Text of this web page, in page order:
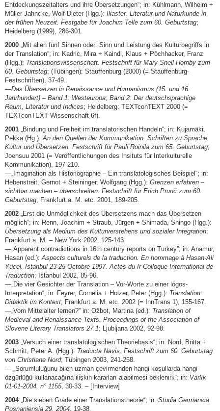
Entdeckungszeitalters und ihre Übersetzungen“; in: Kühlmann, Wilhelm +
Müller-Jahncke, Wolf-Dieter (Hgg.): Iliaster. Literatur und Naturkunde in
der frühen Neuzeit. Festgabe für Joachim Telle zum 60. Geburtstag;
Heidelberg (1999), 286-301.
2000 „Mit allen fünf Sinnen oder: Sinn und Leistung des Kulturbegriffs in
der Translation“; in: Kadric, Mira + Kaindl, Klaus + Pöchhacker, Franz
(Hgg.): Translationswissenschaft. Festschrift für Mary Snell-Hornby zum
60. Geburtstag; (Tübingen): Stauffenburg (2000) (= Stauffenburg-
Festschriften), 37-49.
—Das Übersetzen in Renaissance und Humanismus (15. und 16.
Jahrhundert) – Band 1: Westeuropa; Band 2: Der deutschsprachige
Raum, Literatur und Indices; Heidelberg: TEXTconTEXT 2000 (=
TEXTconTEXT Wissenschaft 6f).
2001 „Bindung und Freiheit im translatorischen Handeln“; in: Kujamäki,
Pekka (Hg.): An den Quellen der Kommunikation. Schriften zu Sprache,
Kultur und Übersetzen. Festschrift für Pauli Roinila zum 65. Geburtstag;
Joensuu 2001 (= Veröffentlichungen des Insituts für Interkulturelle
Kommunikation), 197-210.
—„Imagination als Historiographie – Ein translatologisches Beispiel“; in:
Hebenstreit, Gernot + Steininger, Wolfgang (Hgg.): Grenzen erfahren –
sichtbar machen – überschreiten. Festschrift für Erich Prunč zum 60.
Geburtstag; Frankfurt a. M. etc. 2001, 189-205.
2002 „Erst die Unmöglichkeit des Übersetzens mach das Übersetzen
möglich“; in: Renn, Joachim + Straub, Jürgen + Shimada, Shingo (Hgg.):
Übersetzung als Medium des Kulturverstehens und sozialer Integration;
Frankfurt a. M. – New York 2002, 125-143.
—„Apparent contradictions in 16th century reports on Turkey”; in: Anamur,
Hasan (ed.): Aspects culturels de la traduction. En hommage à Hasan-Ali
Yücel. Istanbul 23-25 Octobre 1997. Actes du Ir Colloque International de
Traduction; Istanbul 2002, 85-96.
—„Die vier Gesichter der Translation – Vor-Worte zu einer lógos-
Interpretation“; in: Feyrer, Cornelia + Holzer, Peter (Hgg.): Translation:
Didaktik im Kontext; Frankfurt a. M. etc. 2002 (= InnTrans 1), 155-167.
—„Vom Mittelalter lernen?” in: Ožbot, Martina (ed.): Translation of
Medieval and Renaissance Texts. Proceedings of the Association of
Slovene Literary Translators 27.1; Ljubljana 2002, 92-98.
2003 „Versuch einer translatologischen Theoriebasis“; in: Nord, Britta +
Schmitt, Peter A. (Hgg.): Traducta Navis. Festschrift zum 60. Geburtstag
von Christiane Nord; Tübingen 2003, 241-258.
— „Sorumluluğunu bilen uzman çevirmenden hangi koşullarda hangi
özgürlüğü kullanacağına ilişkin kararları alabilmesi beklenirk“; in: Varlık
01-01-2004, n° 1155, 30-33. – [Interview]
2004„Die sieben Grade einer Translationstheorie“; in: Studia Germanica
Posnaniensia 29, 2004 , 19-38.